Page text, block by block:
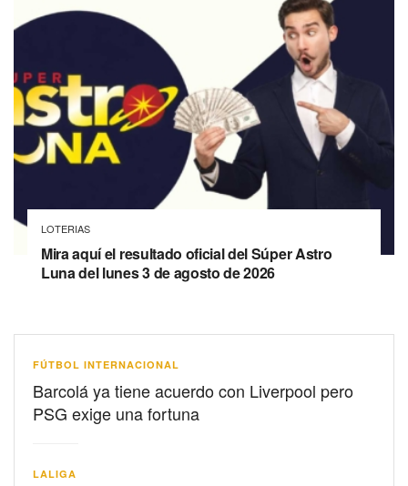
LOTERIAS
Mira aquí el resultado oficial del Súper Astro
Luna del lunes 3 de agosto de 2026
FÚTBOL INTERNACIONAL
Barcolá ya tiene acuerdo con Liverpool pero
PSG exige una fortuna
LALIGA